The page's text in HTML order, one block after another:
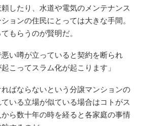
したり、水道や電気のメンテナンス
ョンの住民にとっては大きな手間。
もらうのが賢明だ。
悪い噂が立っていると契約を断られ
こってスラム化が起こります」
ばならないという分譲マンションの
いる立場が似ている場合はコトがス
ら数十年の時を経ると各家庭の事情